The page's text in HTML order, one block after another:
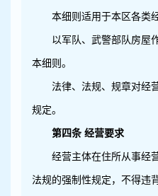
本细则适用于本区各类
以军队、武警部队房屋
本细则。
法律、法规、规章对经
规定。
第四条 经营要求
经营主体在住所从事经
法规的强制性规定，不得违